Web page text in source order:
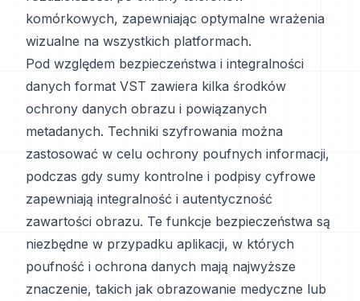
komórkowych, zapewniając optymalne wrażenia
wizualne na wszystkich platformach.
Pod względem bezpieczeństwa i integralności
danych format VST zawiera kilka środków
ochrony danych obrazu i powiązanych
metadanych. Techniki szyfrowania można
zastosować w celu ochrony poufnych informacji,
podczas gdy sumy kontrolne i podpisy cyfrowe
zapewniają integralność i autentyczność
zawartości obrazu. Te funkcje bezpieczeństwa są
niezbędne w przypadku aplikacji, w których
poufność i ochrona danych mają najwyższe
znaczenie, takich jak obrazowanie medyczne lub